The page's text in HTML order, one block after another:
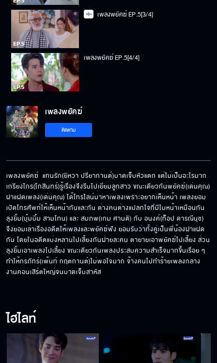
เพลงพยัคฆ์ EP.5[3/4]
เพลงพยัคฆ์ EP.5[4/4]
เพลงพยัคฆ์
ติดตาม
เพลงพยัคฆ์  แทนรัก(ยิหวา ปรียากานต์)บาดเจ็บหัวแตก แต่ไม่เป็นอะไรมาก
เกรียงไกร(โกสินทร์)รู้เรื่องจึงรีบไปเยี่ยมลูกสาว ขณะเดียวกันพยัคฆ์(เด่นคุณ)
ฝาแฝดเพลง(เด่นคุณ) ได้โทรไลน์มาหาเพลงเพราะอยากเห็นหน้า เพลงยอม
เปิดโทรศัพท์ให้เห็นหน้ากันและกัน ต่างคนต่างแปลกใจที่มีใบหน้าเหมือนกัน
ลุงยิ้ม(บุ๋มบิ๋ม สามโทน) และ สมภพ(เกม ศานติ) กับ อนงค์(ท็อป ดารณีนุช)
จึงยอมเล่าเรื่องอดีตให้เพลงและพยัคฆ์ฟัง ยอมรับว่าทั้งคู่เป็นพี่น้องฝาแฝด
กัน โดยในอดีตแบ่งหลานไปเลี้ยงกันฝ่ายละคน ตายายเอาพยัคฆ์ไปเลี้ยง ส่วน
ลุงยิ้มเอาเพลงไปเลี้ยง ขณะเดียวกันเพลงประสบความสำเร็จมากขึ้นเรื่อย ๆ
ทำให้กรภัทร์(เพ้นท์ กฤตกานต์)ไม่พอใจมาก จ้างคนไปทำร้ายเพลงกลาง
งานคอนเสิร์ตใหญ่จนบาดเจ็บสาหัส
ไฮไลท์